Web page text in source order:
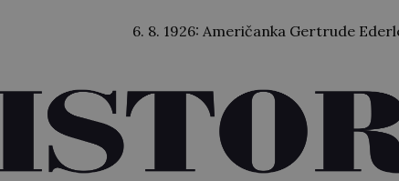
6. 8. 1926: Američanka Gertrude Ederleová